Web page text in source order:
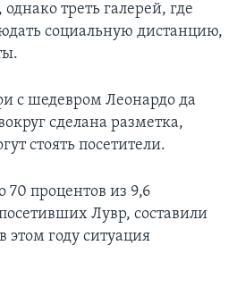
треть галерей, где
социальную дистанцию,
с шедевром Леонардо да
сделана разметка,
стоять посетители.
70 процентов из 9,6
Лувр, составили
этом году ситуация